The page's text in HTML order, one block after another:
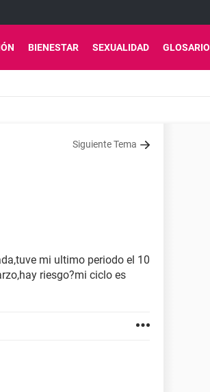
BIENESTAR SEXUALIDAD GLOSARIO
Siguiente Tema
mi ultimo periodo el 10
riesgo?mi ciclo es